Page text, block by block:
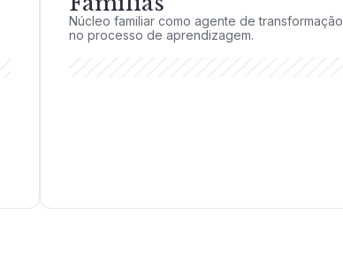
Núcleo familiar como agente de transformação
no processo de aprendizagem.